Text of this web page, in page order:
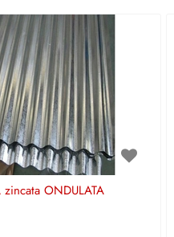
zincata ONDULATA